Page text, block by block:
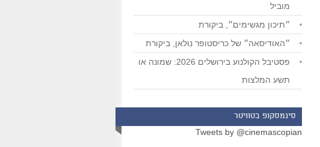
מוביל
״תיכון מגשימים״, ביקורת
״האודיסאה״ של כריסטופר נולאן, ביקורת
פסטיבל הקולנוע בירושלים 2026: שמונה או
תשע המלצות
סינמסקופ בטוויטר
Tweets by @cinemascopian